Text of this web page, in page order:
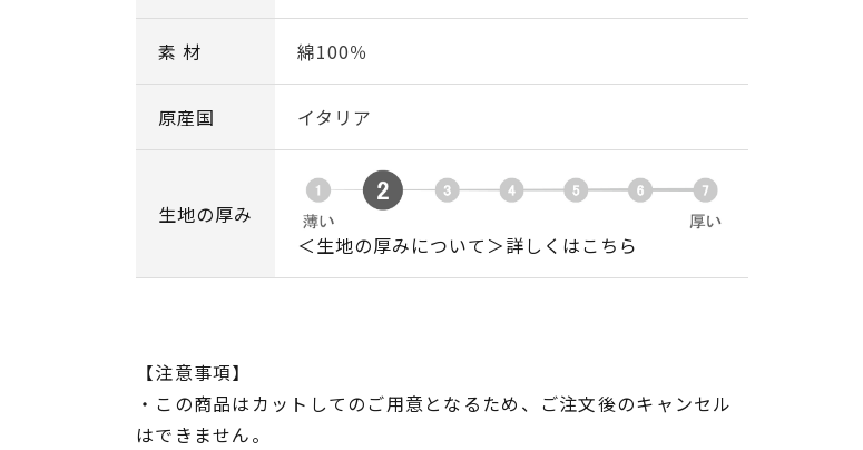
素 材 綿100％
原産国 イタリア
生地の厚み
＜生地の厚みについて＞詳しくはこちら
【注意事項】
・この商品はカットしてのご用意となるため、ご注文後のキャンセル
はできません。